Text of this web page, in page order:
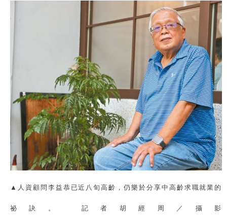
▲人資顧問李益恭已近八旬高齡，仍樂於分享中高齡求職就業的
祕訣。 記者胡經周／攝影